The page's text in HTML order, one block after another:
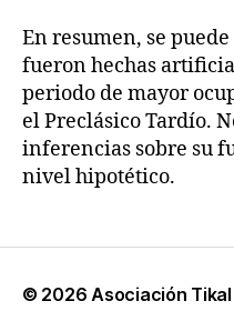
En resumen, se
fueron hechas
periodo de mayor
el Preclásico Tardío.
inferencias sobre su
nivel hipotético.
© 2026Asociación Tikal